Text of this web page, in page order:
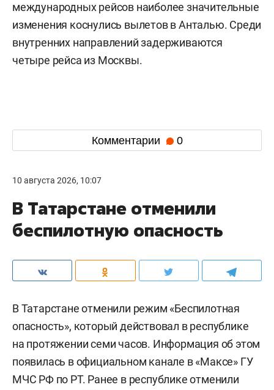
международных рейсов наиболее значительные
изменения коснулись вылетов в Анталью. Среди
внутренних направлений задерживаются
четыре рейса из Москвы.
Комментарии 0
10 августа 2026, 10:07
В Татарстане отменили
беспилотную опасность
В Татарстане отменили режим «Беспилотная
опасность», который действовал в республике
на протяжении семи часов. Информация об этом
появилась в официальном канале в «Максе» ГУ
МЧС РФ по РТ. Ранее в республике отменили